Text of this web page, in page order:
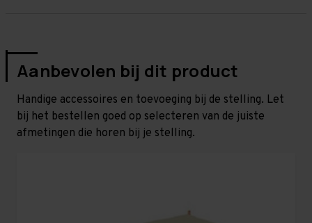
Aanbevolen bij dit product
Handige accessoires en toevoeging bij de stelling. Let
bij het bestellen goed op selecteren van de juiste
afmetingen die horen bij je stelling.